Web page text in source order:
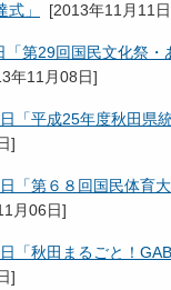
」
[2013年11月11日
「第29回国民文化祭・
年11月08日]
「平成25年度秋田県
]
「第６８回国民体育
月06日]
「秋田まるごと！
]